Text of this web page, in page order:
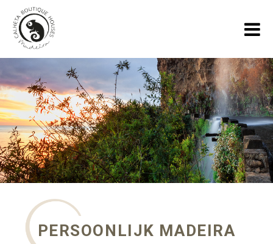
HOME
VAKANTIEHUIZEN
GALLERY
OVER ONS
BLOGS OVER MADEIRA
PERSOONLIJK MADEIRA